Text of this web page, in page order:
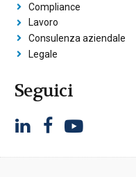
Compliance
Lavoro
Consulenza aziendale
Legale
Seguici